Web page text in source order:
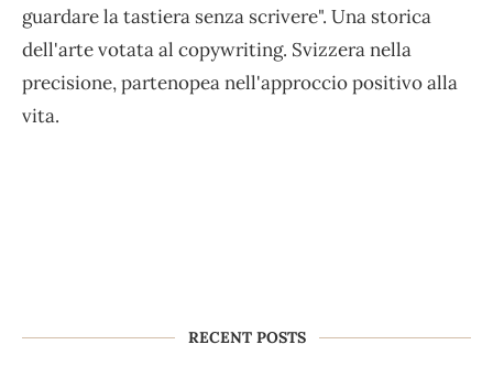
guardare la tastiera senza scrivere". Una storica
dell'arte votata al copywriting. Svizzera nella
precisione, partenopea nell'approccio positivo alla
vita.
RECENT POSTS